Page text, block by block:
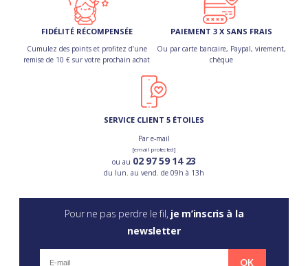
FIDÉLITÉ RÉCOMPENSÉE
Cumulez des points et profitez d’une
remise de 10 € sur votre prochain achat
PAIEMENT 3 X SANS FRAIS
Ou par carte bancaire, Paypal, virement,
chèque
SERVICE CLIENT 5 ÉTOILES
Par e-mail
[email protected]
ou au 02 97 59 14 23
du lun. au vend. de 09h à 13h
Pour ne pas perdre le fil, je m’inscris à la
newsletter
OK